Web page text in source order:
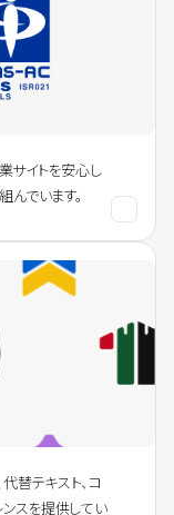
サイトを安心し
でいます。
替テキスト、コ
ンスを提供してい